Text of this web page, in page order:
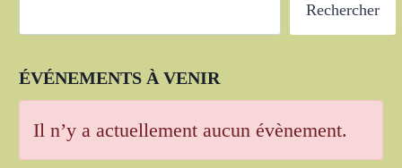
Rechercher
ÉVÉNEMENTS À VENIR
Il n’y a actuellement aucun évènement.